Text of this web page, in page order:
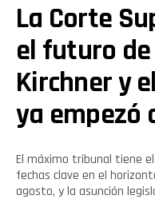
La Corte
el futuro
Kirchner y
ya empezó
El máximo tribunal tiene
fechas clave en el
agosto, y la asunción